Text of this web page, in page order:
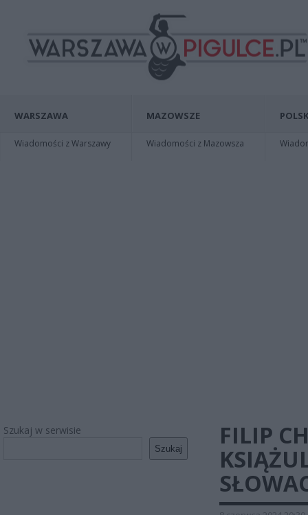
WARSZAWA
Wiadomości z Warszawy
MAZOWSZE
Wiadomości z Mazowsza
Szukaj w serwisie
Szukaj
FILIP